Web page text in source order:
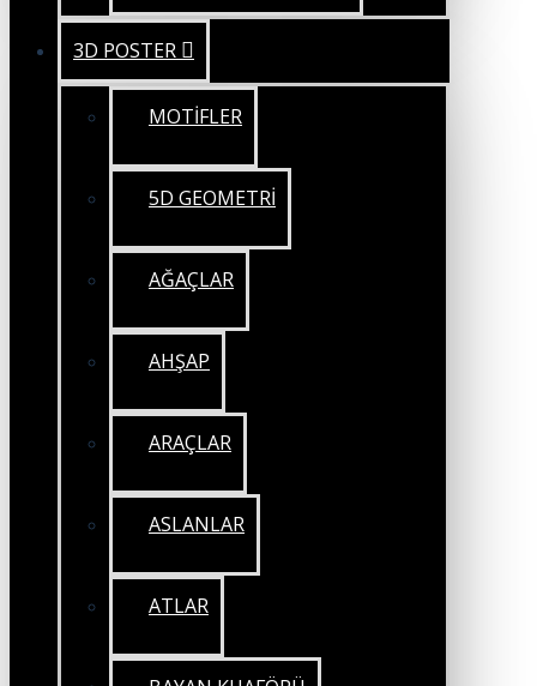
3D POSTER
MOTİFLER
5D GEOMETRİ
AĞAÇLAR
AHŞAP
ARAÇLAR
ASLANLAR
ATLAR